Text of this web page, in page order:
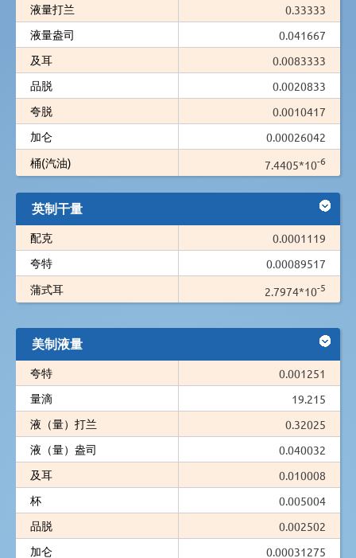
液量打兰
0.33333
液量盎司
0.041667
及耳
0.0083333
品脱
0.0020833
夸脱
0.0010417
加仑
0.00026042
桶(汽油)
7.4405*10-6
英制干量
配克
0.0001119
夸特
0.00089517
蒲式耳
2.7974*10-5
美制液量
夸特
0.001251
量滴
19.215
液（量）打兰
0.32025
液（量）盎司
0.040032
及耳
0.010008
杯
0.005004
品脱
0.002502
加仑
0.00031275